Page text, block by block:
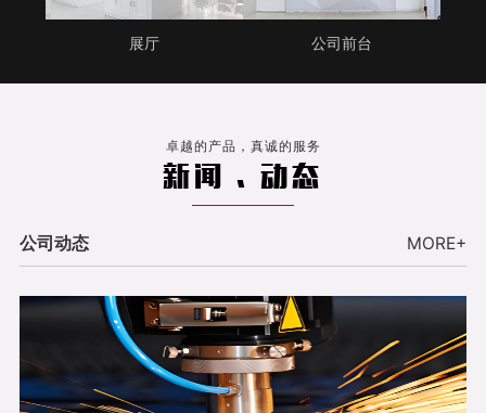
展厅 公司前台
卓越的产品，真诚的服务
新闻 . 动态
公司动态 MORE+